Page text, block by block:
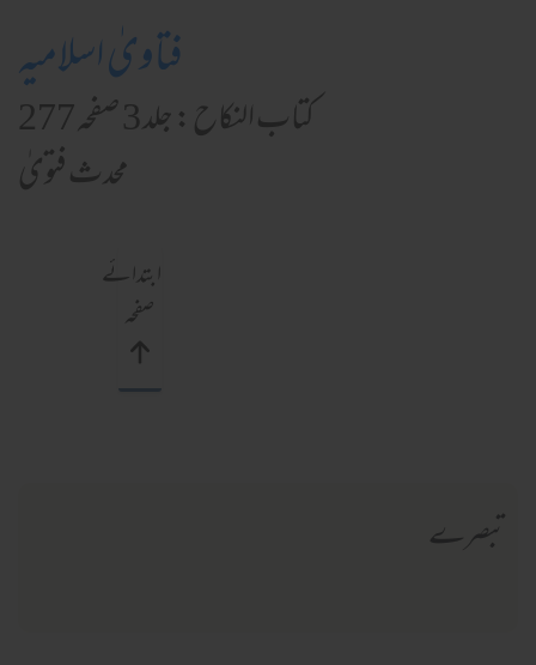
فتاویٰ اسلامیہ
کتاب النکاح : جلد 3 صفحہ 277
محدث فتویٰ
ابتدائے
صفحہ
تبصرے